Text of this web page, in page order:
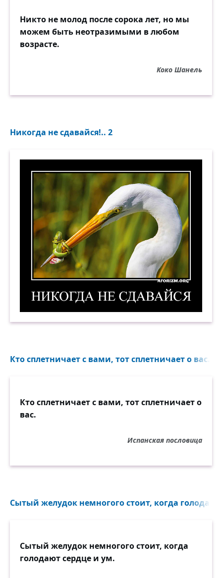
Никто не молод после сорока лет, но мы
можем быть неотразимыми в любом
возрасте.
Коко Шанель
Никогда не сдавайся!.. 2
Кто сплетничает с вами, тот сплетничает о вас...
Кто сплетничает с вами, тот сплетничает о
вас.
Испанская пословица
Сытый желудок немногого стоит, когда
Сытый желудок немногого стоит, когда
голодают сердце и ум.